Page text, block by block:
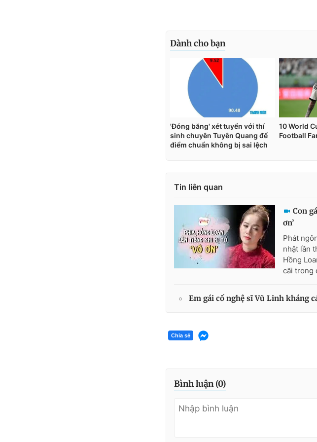
Tin liên quan
Con
ơn’
Phát
nhật lần
Hồng
cãi trong
Em gái cố nghệ sĩ Vũ Linh kháng
Chia sẻ
Bình luận (0)